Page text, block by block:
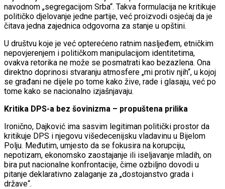
navodnom „segregacijom Srba“. Takva formulacija ne kritikuje
političko djelovanje jedne partije, već proizvodi osjećaj da je
čitava jedna zajednica odgovorna za stanje u opštini.
U društvu koje je već opterećeno ratnim nasljeđem, etničkim
nepovjerenjem i političkom manipulacijom identitetima,
ovakva retorika ne može se posmatrati kao bezazlena. Ona
direktno doprinosi stvaranju atmosfere „mi protiv njih“, u kojoj
se građani ne dijele po tome kako žive, rade i glasaju, već po
tome kako se nacionalno izjašnjavaju.
Kritika DPS-a bez šovinizma – propuštena prilika
Ironično, Dajković ima sasvim legitiman politički prostor da
kritikuje DPS i njegovu višedecenijsku vladavinu u Bijelom
Polju. Međutim, umjesto da se fokusira na korupciju,
nepotizam, ekonomsko zaostajanje ili iseljavanje mladih, on
bira put nacionalne konfrontacije, čime ozbiljno dovodi u
pitanje deklarativno zalaganje za „dostojanstvo grada i
države“.